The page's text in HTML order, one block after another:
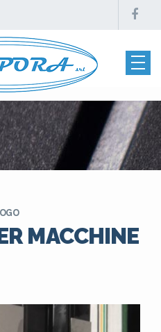
MACCHINE